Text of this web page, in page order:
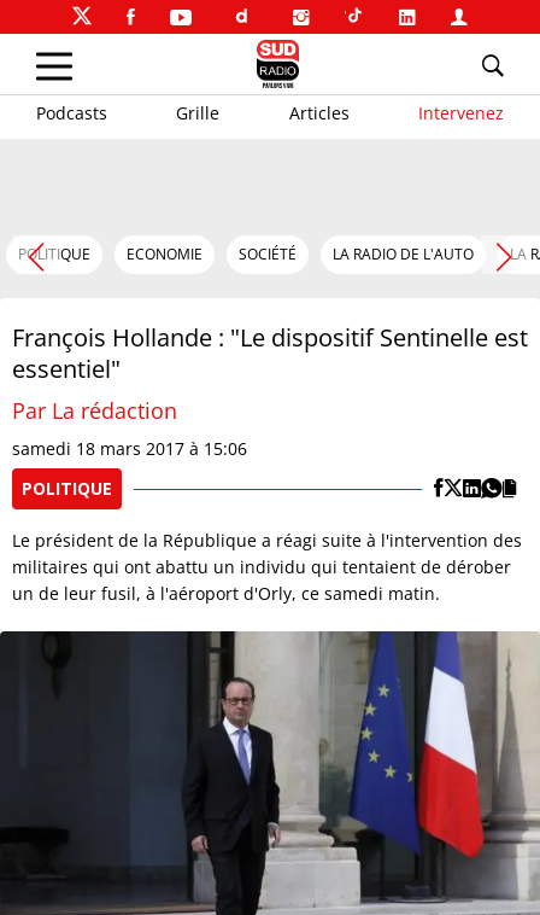
Podcasts Grille Articles Intervenez
POLITIQUE ECONOMIE SOCIÉTÉ LA RADIO DE L'AUTO LA
François Hollande : "Le dispositif Sentinelle est
essentiel"
Par La rédaction
samedi 18 mars 2017 à 15:06
POLITIQUE
Le président de la République a réagi suite à l'intervention des
militaires qui ont abattu un individu qui tentaient de dérober
un de leur fusil, à l'aéroport d'Orly, ce samedi matin.